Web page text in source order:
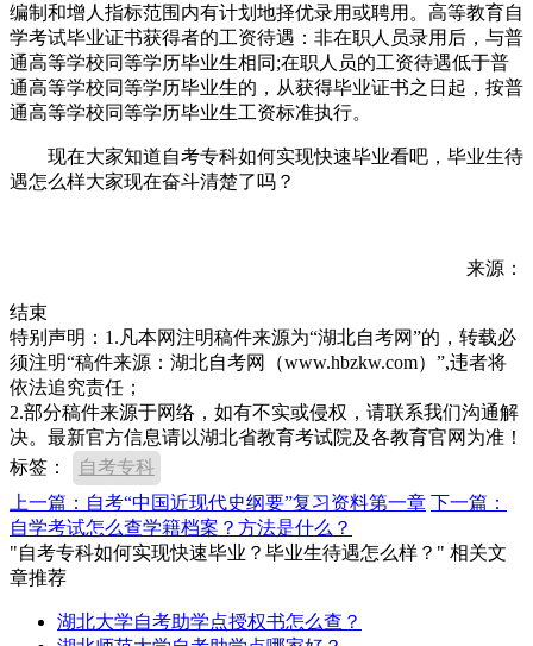
编制和增人指标范围内有计划地择优录用或聘用。高等教育自
学考试毕业证书获得者的工资待遇：非在职人员录用后，与普
通高等学校同等学历毕业生相同;在职人员的工资待遇低于普
通高等学校同等学历毕业生的，从获得毕业证书之日起，按普
通高等学校同等学历毕业生工资标准执行。
现在大家知道自考专科如何实现快速毕业看吧，毕业生待
遇怎么样大家现在奋斗清楚了吗？
来源：
结束
特别声明：1.凡本网注明稿件来源为“湖北自考网”的，转载必
须注明“稿件来源：湖北自考网（www.hbzkw.com）”,违者将
依法追究责任；
2.部分稿件来源于网络，如有不实或侵权，请联系我们沟通解
决。最新官方信息请以湖北省教育考试院及各教育官网为准！
标签：
自考专科
上一篇：自考“中国近现代史纲要”复习资料第一章 下一篇：
自学考试怎么查学籍档案？方法是什么？
"自考专科如何实现快速毕业？毕业生待遇怎么样？" 相关文
章推荐
湖北大学自考助学点授权书怎么查？